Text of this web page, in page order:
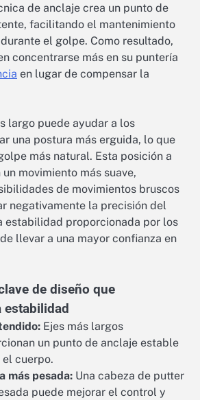
de anclaje crea un punto de
facilitando el mantenimiento
el golpe. Como resultado,
concentrarse más en su puntería
en lugar de compensar la
largo puede ayudar a los
una postura más erguida, lo que
más natural. Esta posición a
movimiento más suave,
de movimientos bruscos
negativamente la precisión del
estabilidad proporcionada por los
llevar a una mayor confianza en
de diseño que
Ejes más largos
un punto de anclaje estable
cuerpo.
más pesada: Una cabeza de putter
puede mejorar el control y